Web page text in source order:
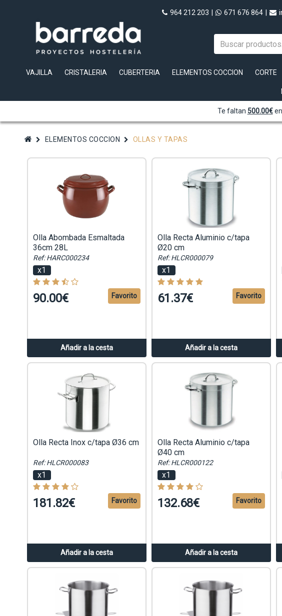
964 212 203 671 676 864
VAJILLA CRISTALERIA CUBERTERIA ELEMENTOS COCCION CORTE
Te faltan 500.00€
ELEMENTOS COCCION OLLAS Y TAPAS
Olla Abombada Esmaltada
36cm 28L
Ref: HARC000234
x1
90.00€
Añadir a la cesta
Favorito
Olla Recta Aluminio c/tapa
Ø20 cm
Ref: HLCR000079
x1
61.37€
Añadir a la cesta
Favorito
Olla Recta Inox c/tapa Ø36 cm
Ref: HLCR000083
x1
181.82€
Añadir a la cesta
Favorito
Olla Recta Aluminio c/tapa
Ø40 cm
Ref: HLCR000122
x1
132.68€
Añadir a la cesta
Favorito